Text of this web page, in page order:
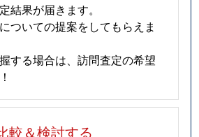
結果が届きます。
ついての提案をしてもらえま
する場合は、訪問査定の希望
較＆検討する